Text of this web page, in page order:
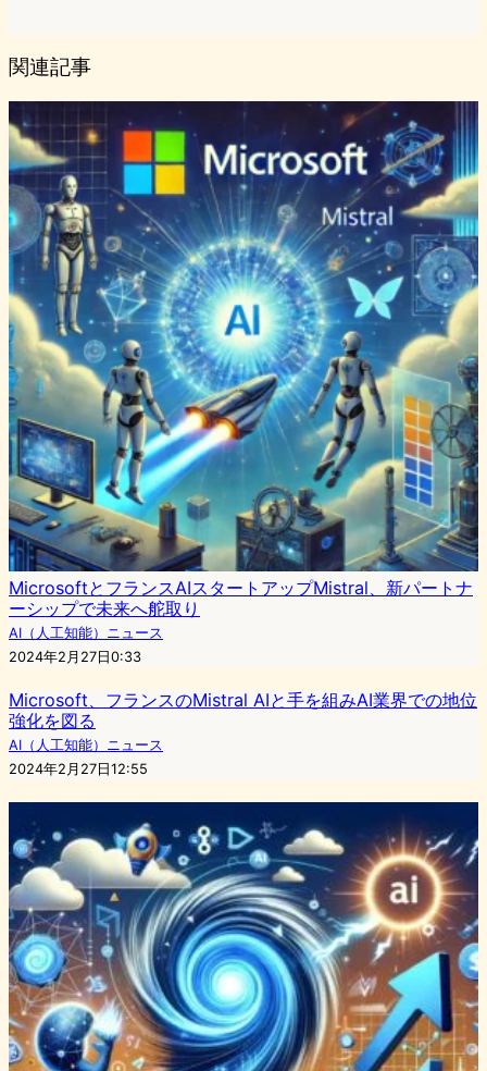
関連記事
MicrosoftとフランスAIスタートアップMistral、新パートナ
ーシップで未来へ舵取り
AI（人工知能）ニュース
2024年2月27日0:33
Microsoft、フランスのMistral AIと手を組みAI業界での地位
強化を図る
AI（人工知能）ニュース
2024年2月27日12:55